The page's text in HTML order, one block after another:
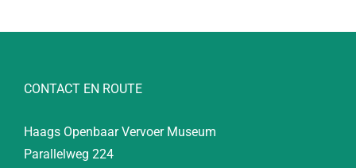
CONTACT EN ROUTE
Haags Openbaar Vervoer Museum
Parallelweg 224